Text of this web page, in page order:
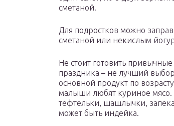
сметаной.
Для подростков можно
сметаной или некислым
Не стоит готовить
праздника – не лучший
основной продукт по
малыши любят куриное мясо.
тефтельки, шашлычки,
может быть индейка.